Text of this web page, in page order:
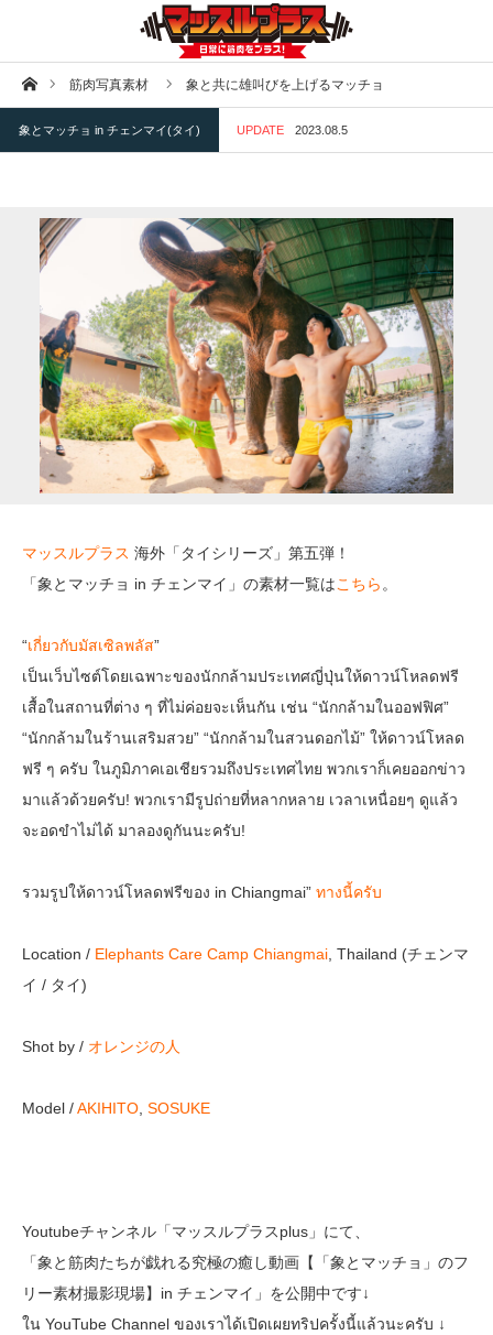
ホーム筋肉写真素材 象と共に雄叫びを上げるマッチョ
象とマッチョ in チェンマイ(タイ) UPDATE 2023.08.5
マッスルプラス 海外「タイシリーズ」第五弾！
「象とマッチョ in チェンマイ」の素材一覧はこちら 。
“เกี่ยวกับมัสเซิลพลัส”
เป็นเว็บไซต์โดยเฉพาะของนักกล้ามประเทศญี่ปุ่นให้ดาวน์โหลดฟรี
เสื้อในสถานที่ต่าง ๆ ที่ไม่ค่อยจะเห็นกัน เช่น “นักกล้ามในออฟฟิศ”
“นักกล้ามในร้านเสริมสวย” “นักกล้ามในสวนดอกไม้” ให้ดาวน์โหลด
ฟรี ๆ ครับ ในภูมิภาคเอเชียรวมถึงประเทศไทย พวกเราก็เคยออกข่าว
มาแล้วด้วยครับ! พวกเรามีรูปถ่ายที่หลากหลาย เวลาเหนื่อยๆ ดูแล้ว
จะอดขำไม่ได้ มาลองดูกันนะครับ!
รวมรูปให้ดาวน์โหลดฟรีของ in Chiangmai” ทางนี้ครับ
Location / Elephants Care Camp Chiangmai , Thailand (チェンマ
イ / タイ)
Shot by / オレンジの人
Model /AKIHITO SOSUKE
Youtubeチャンネル「マッスルプラスplus」にて、
「象と筋肉たちが戯れる究極の癒し動画【「象とマッチョ」のフ
リー素材撮影現場】in チェンマイ」を公開中です↓
ใน YouTube Channel ของเราได้เปิดเผยทริปครั้งนี้แล้วนะครับ ↓